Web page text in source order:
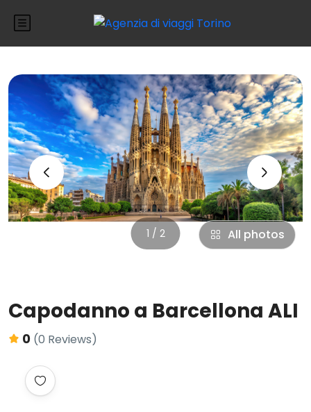
‹ ›
1 / 2 All photos
Capodanno a Barcellona ALI
0 (0 Reviews)